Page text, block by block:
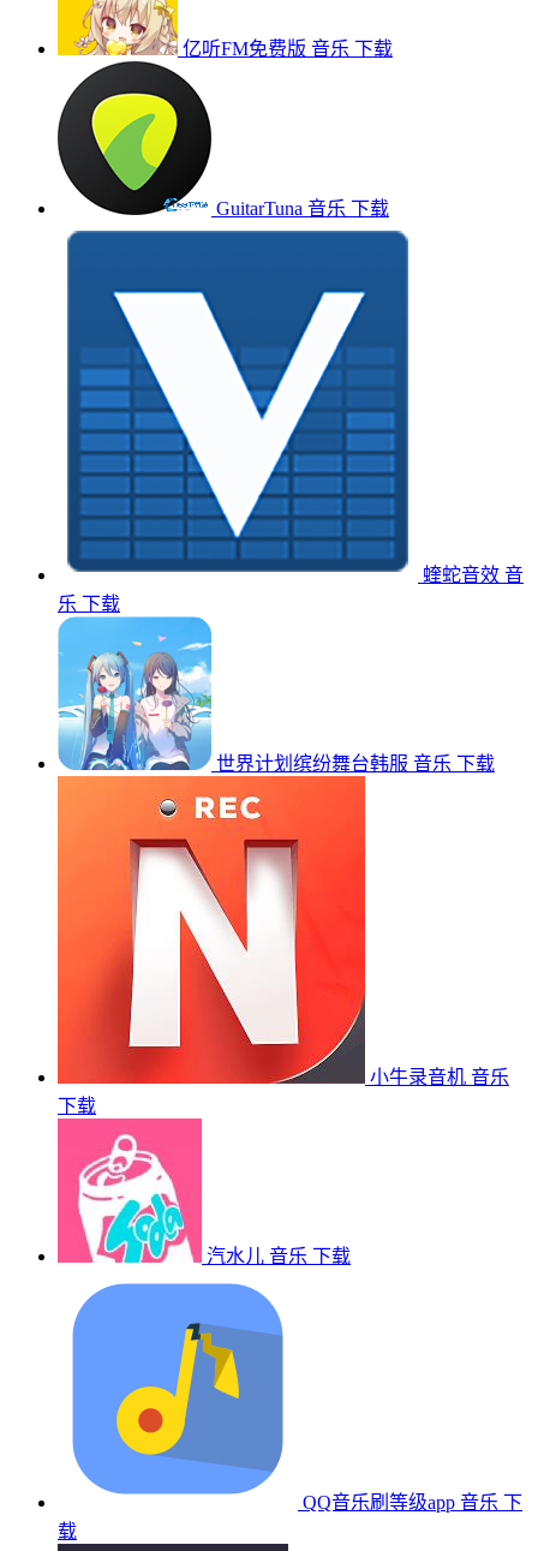
亿听FM免费版 音乐 下载
GuitarTuna 音乐 下载
蝰蛇音效 音
乐 下载
世界计划缤纷舞台韩服 音乐 下载
小牛录音机 音乐
下载
汽水儿 音乐 下载
QQ音乐刷等级app 音乐 下
载